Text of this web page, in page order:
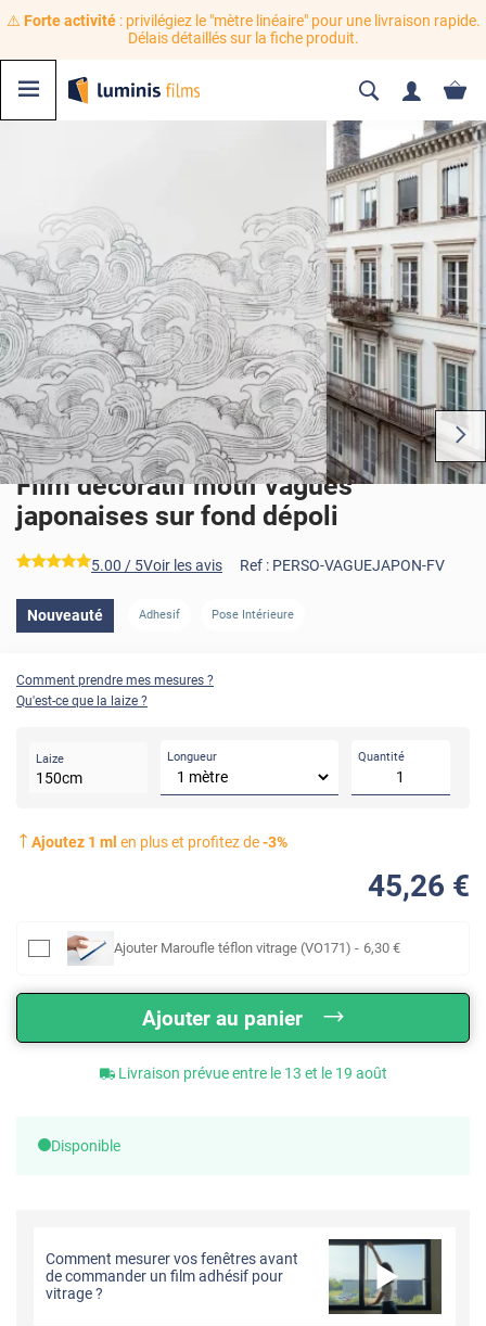
⚠️ Forte activité: privilégiez le "mètre linéaire" pour une livraison rapide.
Délais détaillés sur la fiche produit.
Film décoratif motif vagues
japonaises sur fond dépoli
*****
5.00 / 5Voir les avis Ref : PERSO-VAGUEJAPON-FV
Nouveauté Adhesif Pose Intérieure
Comment prendre mes mesures ?
Qu'est-ce que la laize ?
Laize
150cm
Longueur Quantité
Ajoutez 1 ml en plus et profitez de-3%
45,26 €
Ajouter Maroufle téflon vitrage (VO171) - 6,30 €
Ajouter au panier
Livraison prévue entre le 13 et le 19 août
Disponible
Comment mesurer vos fenêtres avant
de commander un film adhésif pour
vitrage ?